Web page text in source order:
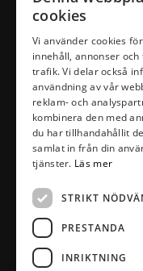
cookies
Vi använder cookies
innehåll, annonser
trafik. Vi delar också
användning av vår
reklam- och
kombinera den med
du har tillhandahållit
samlat in från din
tjänster. Läs mer
STRIKT
PRESTANDA
INRIKTNING